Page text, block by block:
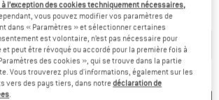
l’exception des cookies techniquement nécessaires,
vous pouvez modifier vos paramètres de
dans « Paramètres » et sélectionner certaines
est volontaire, n’est pas nécessaire pour
peut être révoqué ou accordé pour la première fois à
des cookies », qui se trouve dans la partie
Vous trouverez plus d'informations, également sur les
vers des pays tiers, dans notredéclaration de
.